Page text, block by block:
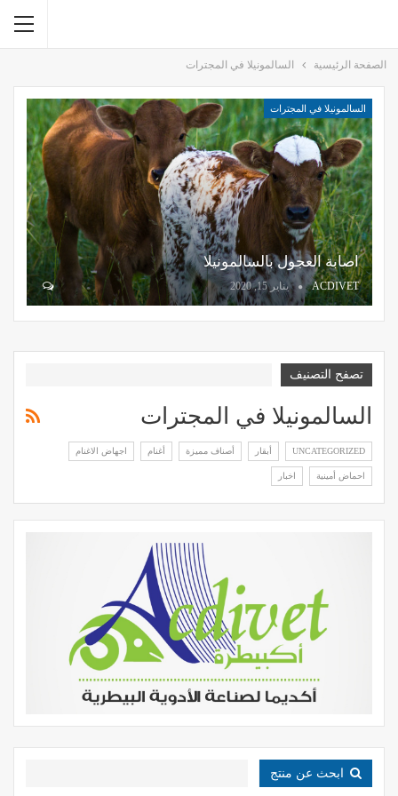
الصفحة الرئيسية السالمونيلا في المجترات
السالمونيلا في المجترات
اصابة العجول بالسالمونيلا
ACDIVET يناير 15, 2020
تصفح التصنيف
السالمونيلا في المجترات
UNCATEGORIZED أبقار أصناف مميزة أغنام اجهاض الاغنام
احماض أمينية اخبار
ابحث عن منتج